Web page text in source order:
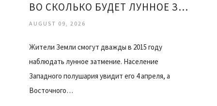
ВО СКОЛЬКО БУДЕТ ЛУННОЕ ЗАТМЕНИЕ
AUGUST 09, 2026
Жители Земли смогут дважды в 2015 году
наблюдать лунное затмение. Население
Западного полушария увидит его 4 апреля, а
Восточного…